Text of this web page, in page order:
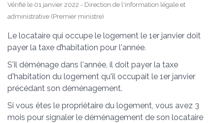
Vérifié le 01 janvier 2022 - Direction de l'information légale et
administrative (Premier ministre)
Le locataire qui occupe le logement le 1er janvier doit
payer la taxe d’habitation pour l'année.
S'il déménage dans l'année, il doit payer la taxe
d'habitation du logement qu'il occupait le 1er janvier
précédant son déménagement.
Si vous êtes le propriétaire du logement, vous avez 3
mois pour signaler le déménagement de son locataire